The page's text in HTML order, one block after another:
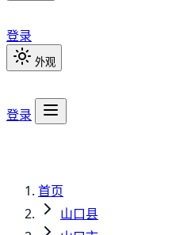
登录
外观
登录
首页
山口县